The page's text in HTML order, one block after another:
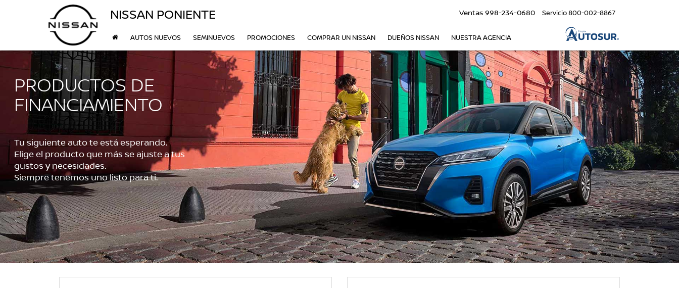
NISSAN PONIENTE Ventas 998-234-0680 Servicio800-002-8867
AUTOS NUEVOS SEMINUEVOS PROMOCIONES COMPRAR UN NISSAN DUEÑOS NISSAN NUESTRA AGENCIA
PRODUCTOS DE
FINANCIAMIENTO
Tu siguiente auto te está esperando.
Elige el producto que más se ajuste a tus
gustos y necesidades.
Siempre tenemos uno listo para ti.